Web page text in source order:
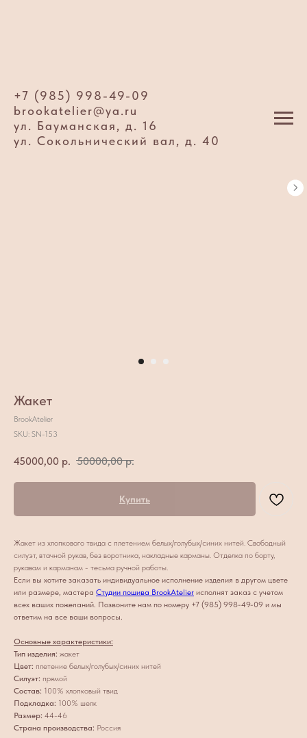
+7 (985) 998-49-09
brookatelier@ya.ru
ул. Бауманская, д. 16
ул. Сокольнический вал, д. 40
Жакет
BrookAtelier
SKU: SN-153
45000,00 р. 50000,00 р.
Купить
Жакет из хлопкового твида с плетением белых/голубых/синих нитей. Свободный
силуэт, втачной рукав, без воротника, накладные карманы. Отделка по борту,
рукавам и карманам - тесьма ручной работы.
Если вы хотите заказать индивидуальное исполнение изделия в другом цвете
или размере, мастера Студии пошива BrookAtelier исполнят заказ с учетом
всех ваших пожеланий. Позвоните нам по номеру +7 (985) 998-49-09 и мы
ответим на все ваши вопросы.
Основные характеристики:
Тип изделия: жакет
Цвет: плетение белых/голубых/синих нитей
Силуэт: прямой
Состав: 100% хлопковый твид
Подкладка: 100% шелк
Размер: 44-46
Страна производства: Россия